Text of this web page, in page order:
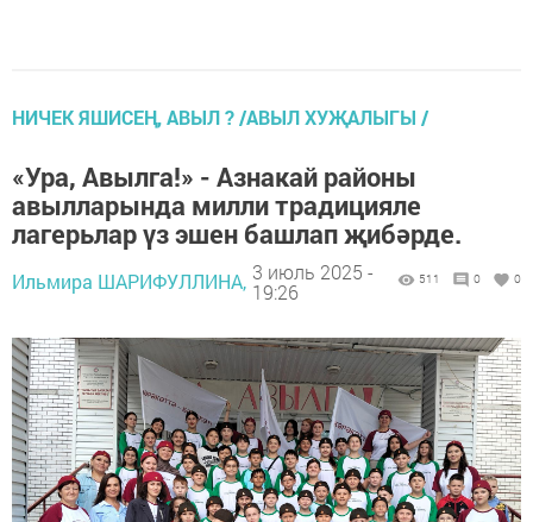
НИЧЕК ЯШИСЕҢ, АВЫЛ ? /АВЫЛ ХУҖАЛЫГЫ /
«Ура, Авылга!» - Азнакай районы
авылларында милли традицияле
лагерьлар үз эшен башлап җибәрде.
Ильмира ШАРИФУЛЛИНА, 3 июль 2025 -
19:26
511 0 0